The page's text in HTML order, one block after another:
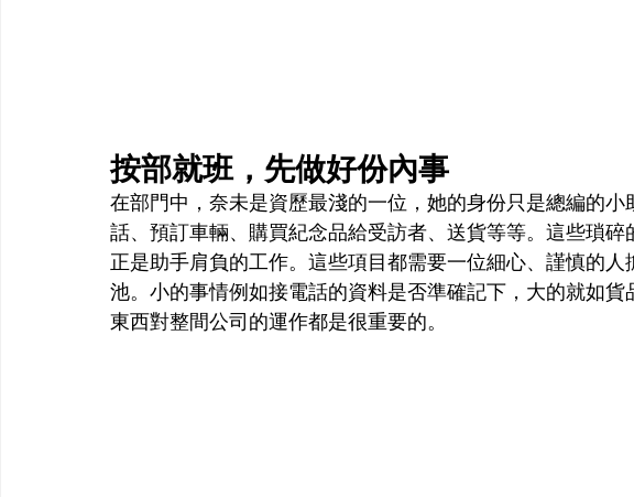
按部就班，先做好份內事
在部門中，奈未是資歷最淺的一位，她的身份只是總編的
話、預訂車輛、購買紀念品給受訪者、送貨等等。這些瑣
正是助手肩負的工作。這些項目都需要一位細心、謹慎的
池。小的事情例如接電話的資料是否準確記下，大的就如
東西對整間公司的運作都是很重要的。